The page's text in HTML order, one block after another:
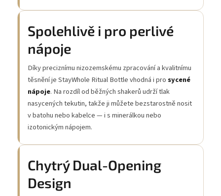
Spolehlivě i pro perlivé
nápoje
Díky preciznímu nizozemskému zpracování a kvalitnímu
těsnění je StayWhole Ritual Bottle vhodná i prosycené
nápoje. Na rozdíl od běžných shakerů udrží tlak
nasycených tekutin, takže ji můžete bezstarostně nosit
v batohu nebo kabelce — i s minerálkou nebo
izotonickým nápojem.
Chytrý Dual-Opening
Design